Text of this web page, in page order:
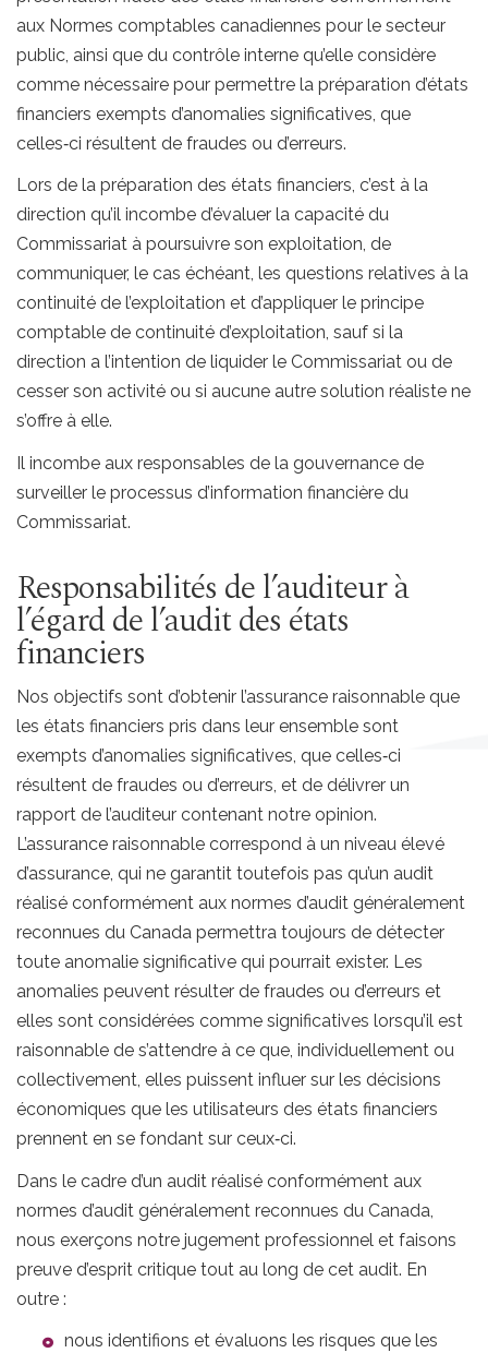
aux Normes comptables canadiennes pour le secteur
public, ainsi que du contrôle interne qu’elle considère
comme nécessaire pour permettre la préparation d’états
financiers exempts d’anomalies significatives, que
celles‑ci résultent de fraudes ou d’erreurs.
Lors de la préparation des états financiers, c’est à la
direction qu’il incombe d’évaluer la capacité du
Commissariat à poursuivre son exploitation, de
communiquer, le cas échéant, les questions relatives à la
continuité de l’exploitation et d’appliquer le principe
comptable de continuité d’exploitation, sauf si la
direction a l’intention de liquider le Commissariat ou de
cesser son activité ou si aucune autre solution réaliste ne
s’offre à elle.
Il incombe aux responsables de la gouvernance de
surveiller le processus d’information financière du
Commissariat.
Responsabilités de l’auditeur à
l’égard de l’audit des états
financiers
Nos objectifs sont d’obtenir l’assurance raisonnable que
les états financiers pris dans leur ensemble sont
exempts d’anomalies significatives, que celles‑ci
résultent de fraudes ou d’erreurs, et de délivrer un
rapport de l’auditeur contenant notre opinion.
L’assurance raisonnable correspond à un niveau élevé
d’assurance, qui ne garantit toutefois pas qu’un audit
réalisé conformément aux normes d’audit généralement
reconnues du Canada permettra toujours de détecter
toute anomalie significative qui pourrait exister. Les
anomalies peuvent résulter de fraudes ou d’erreurs et
elles sont considérées comme significatives lorsqu’il est
raisonnable de s’attendre à ce que, individuellement ou
collectivement, elles puissent influer sur les décisions
économiques que les utilisateurs des états financiers
prennent en se fondant sur ceux‑ci.
Dans le cadre d’un audit réalisé conformément aux
normes d’audit généralement reconnues du Canada,
nous exerçons notre jugement professionnel et faisons
preuve d’esprit critique tout au long de cet audit. En
outre :
nous identifions et évaluons les risques que les